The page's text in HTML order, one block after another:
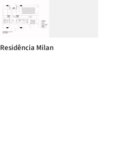
Residência Milan